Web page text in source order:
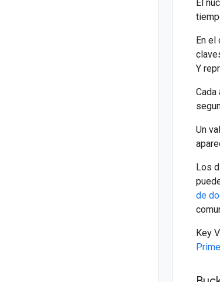
El
En el
Y
Un
Los
de
Key